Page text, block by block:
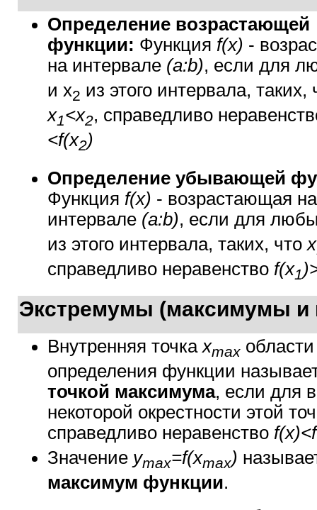
Определение возрастающей
функции: Функция f(x) -
на интервале (a:b), если для
и x2 из этого интервала, таких,
x1<x2, справедливо
<f(x2)
Определение убывающей
Функция f(x) - возрастающая на
интервале (a:b), если для
из этого интервала, таких, что x
справедливо неравенство f(x1
Экстремумы (максимумы
Внутренняя точка xmax области
определения функции
точкой максимума, если для
некоторой окрестности этой
справедливо неравенство
Значение ymax=f(xmax)
максимум функции.